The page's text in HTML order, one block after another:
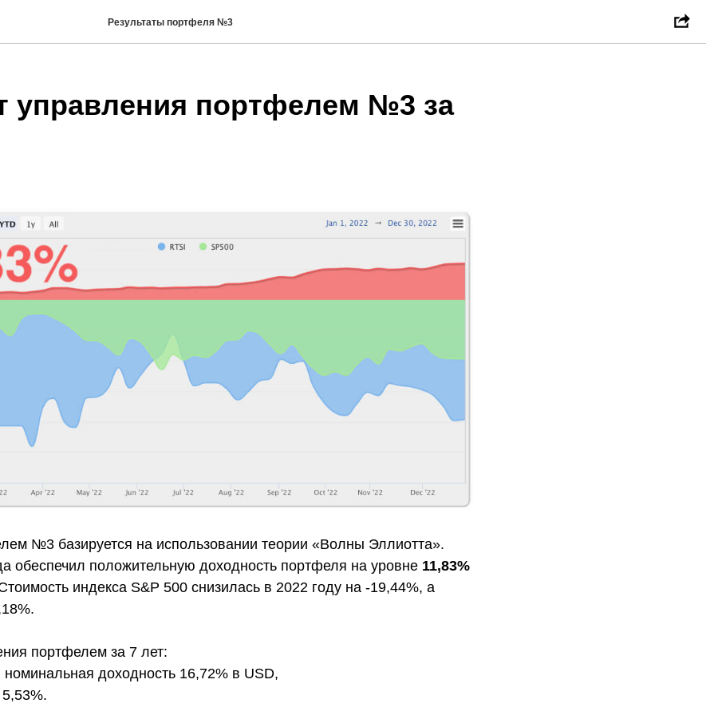
Результаты портфеля №3
управления портфелем №3 за
№3 базируется на использовании теории «Волны Эллиотта».
положительную доходность портфеля на уровне 11,83%
индекса S&P 500 снизилась в 2022 году на -19,44%, а
портфелем за 7 лет:
номинальная доходность 16,72% в USD,